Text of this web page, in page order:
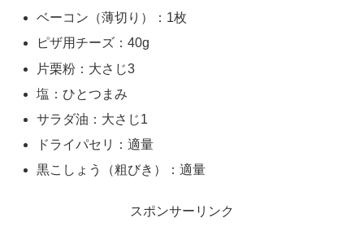
ベーコン（薄切り）：1枚
ピザ用チーズ：40g
片栗粉：大さじ3
塩：ひとつまみ
サラダ油：大さじ1
ドライパセリ：適量
黒こしょう（粗びき）：適量
スポンサーリンク